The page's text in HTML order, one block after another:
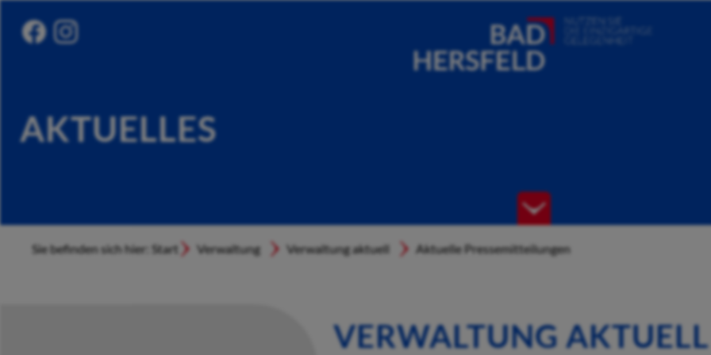
AKTUELLES
Sie befinden sich hier: Start Verwaltung Verwaltung aktuell Aktuelle Pressemitteilungen
VERWALTUNG AKTUELL